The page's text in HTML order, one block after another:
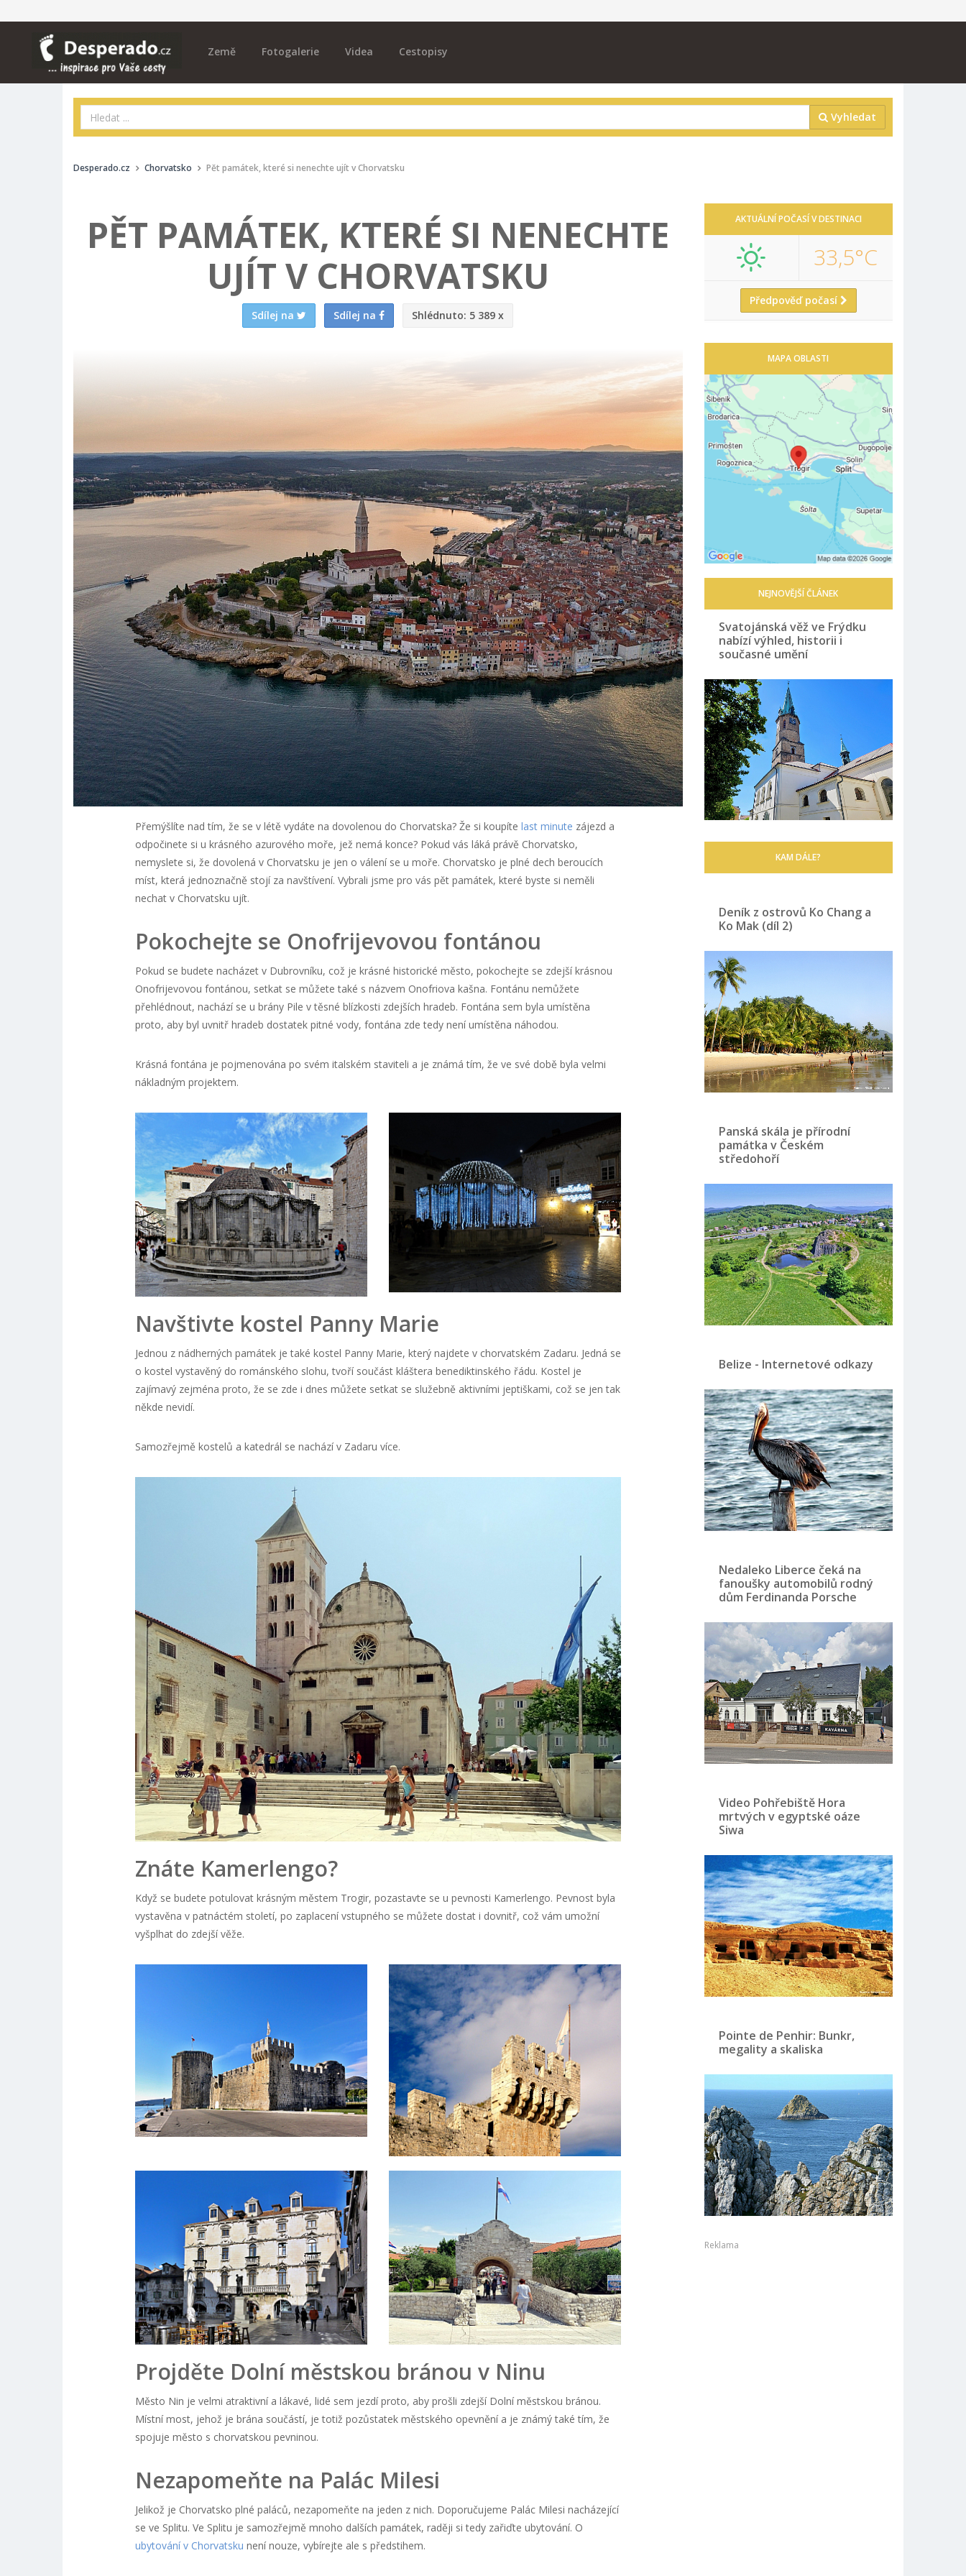
Země Fotogalerie Videa Cestopisy
Vyhledat
Desperado.cz Chorvatsko Pět památek, které si nenechte ujít v Chorvatsku
PĚT PAMÁTEK, KTERÉ SI NENECHTE
UJÍT V CHORVATSKU
Sdílej na Sdílej na Shlédnuto: 5 389 x
Přemýšlíte nad tím, že se v létě vydáte na dovolenou do Chorvatska? Že si koupíte last minute zájezd a
odpočinete si u krásného azurového moře, jež nemá konce? Pokud vás láká právě Chorvatsko,
nemyslete si, že dovolená v Chorvatsku je jen o válení se u moře. Chorvatsko je plné dech beroucích
míst, která jednoznačně stojí za navštívení. Vybrali jsme pro vás pět památek, které byste si neměli
nechat v Chorvatsku ujít.
Pokochejte se Onofrijevovou fontánou
Pokud se budete nacházet v Dubrovníku, což je krásné historické město, pokochejte se zdejší krásnou
Onofrijevovou fontánou, setkat se můžete také s názvem Onofriova kašna. Fontánu nemůžete
přehlédnout, nachází se u brány Pile v těsné blízkosti zdejších hradeb. Fontána sem byla umístěna
proto, aby byl uvnitř hradeb dostatek pitné vody, fontána zde tedy není umístěna náhodou.
Krásná fontána je pojmenována po svém italském staviteli a je známá tím, že ve své době byla velmi
nákladným projektem.
Navštivte kostel Panny Marie
Jednou z nádherných památek je také kostel Panny Marie, který najdete v chorvatském Zadaru. Jedná se
o kostel vystavěný do románského slohu, tvoří součást kláštera benediktinského řádu. Kostel je
zajímavý zejména proto, že se zde i dnes můžete setkat se služebně aktivními jeptiškami, což se jen tak
někde nevidí.
Samozřejmě kostelů a katedrál se nachází v Zadaru více.
Znáte Kamerlengo?
Když se budete potulovat krásným městem Trogir, pozastavte se u pevnosti Kamerlengo. Pevnost byla
vystavěna v patnáctém století, po zaplacení vstupného se můžete dostat i dovnitř, což vám umožní
vyšplhat do zdejší věže.
Projděte Dolní městskou bránou v Ninu
Město Nin je velmi atraktivní a lákavé, lidé sem jezdí proto, aby prošli zdejší Dolní městskou bránou.
Místní most, jehož je brána součástí, je totiž pozůstatek městského opevnění a je známý také tím, že
spojuje město s chorvatskou pevninou.
Nezapomeňte na Palác Milesi
Jelikož je Chorvatsko plné paláců, nezapomeňte na jeden z nich. Doporučujeme Palác Milesi nacházející
se ve Splitu. Ve Splitu je samozřejmě mnoho dalších památek, raději si tedy zařiďte ubytování. O
ubytování v Chorvatsku není nouze, vybírejte ale s předstihem.
AKTUÁLNÍ POČASÍ V DESTINACI
33,5°C
Předpověď počasí
MAPA OBLASTI
NEJNOVĚJŠÍ ČLÁNEK
Svatojánská věž ve Frýdku
nabízí výhled, historii i
současné umění
KAM DÁLE?
Deník z ostrovů Ko Chang a
Ko Mak (díl 2)
Panská skála je přírodní
památka v Českém
středohoří
Belize - Internetové odkazy
Nedaleko Liberce čeká na
fanoušky automobilů rodný
dům Ferdinanda Porsche
Video Pohřebiště Hora
mrtvých v egyptské oáze
Siwa
Pointe de Penhir: Bunkr,
megality a skaliska
Reklama